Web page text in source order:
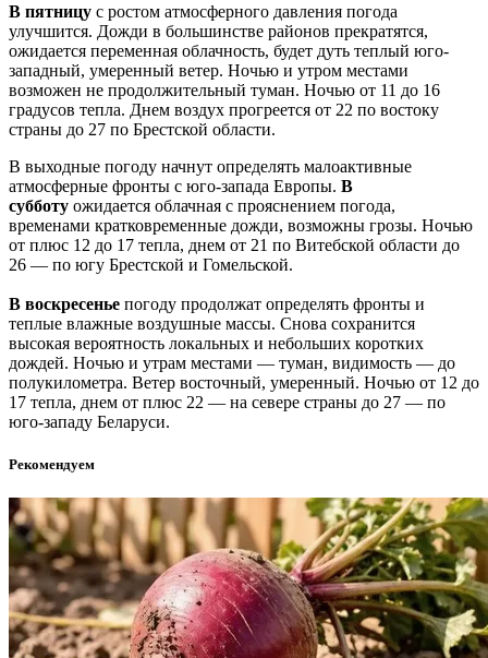
В пятницу с ростом атмосферного давления погода
улучшится. Дожди в большинстве районов прекратятся,
ожидается переменная облачность, будет дуть теплый юго-
западный, умеренный ветер. Ночью и утром местами
возможен не продолжительный туман. Ночью от 11 до 16
градусов тепла. Днем воздух прогреется от 22 по востоку
страны до 27 по Брестской области.
В выходные погоду начнут определять малоактивные
атмосферные фронты с юго-запада Европы. В
субботу ожидается облачная с прояснением погода,
временами кратковременные дожди, возможны грозы. Ночью
от плюс 12 до 17 тепла, днем от 21 по Витебской области до
26 — по югу Брестской и Гомельской.
В воскресенье погоду продолжат определять фронты и
теплые влажные воздушные массы. Снова сохранится
высокая вероятность локальных и небольших коротких
дождей. Ночью и утрам местами — туман, видимость — до
полукилометра. Ветер восточный, умеренный. Ночью от 12 до
17 тепла, днем от плюс 22 — на севере страны до 27 — по
юго-западу Беларуси.
Рекомендуем